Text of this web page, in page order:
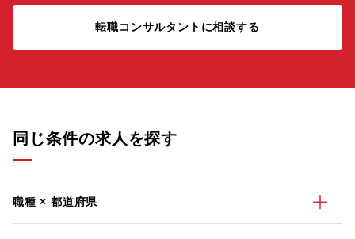
転職コンサルタントに相談する
同じ条件の求人を探す
職種 × 都道府県